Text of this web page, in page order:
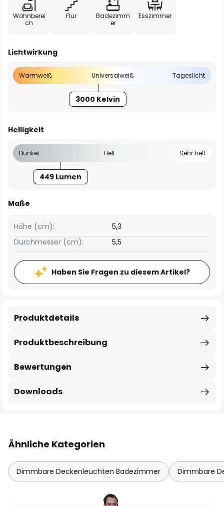
Wohnberei
ch
Flur
Badezimm
er
Esszimmer
Lichtwirkung
Warmweiß Universalweiß Tageslicht
3000 Kelvin
Helligkeit
Dunkel Hell Sehr hell
449 Lumen
Maße
Höhe (cm):
5,3
Durchmesser (cm):
5,5
Haben Sie Fragen zu diesem Artikel?
Produktbeschreibung
Produktdetails
Bewertungen
Downloads
Ähnliche Kategorien
Dimmbare Deckenleuchten Badezimmer Dimmbare